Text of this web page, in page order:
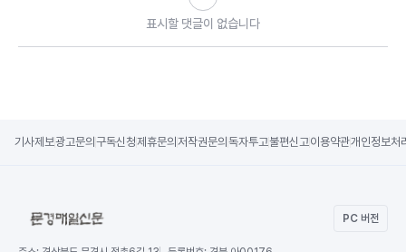
표시할 댓글이 없습니다
기사제보광고문의 구독신청제휴문의 저작권문의 독자투고불편신고이용약관개인정보처
PC 버전